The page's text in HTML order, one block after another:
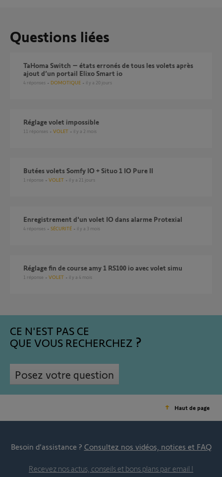
Questions liées
TaHoma Switch – états erronés de tous les volets après
ajout d’un portail Elixo Smart io
4 réponses DOMOTIQUE il y a 20 jours
Réglage volet impossible
11 réponses VOLET il y a 2 mois
Butées volets Somfy IO + Situo 1 IO Pure II
1 réponse VOLET il y a 21 jours
Enregistrement d'un volet IO dans alarme Protexial
4 réponses SÉCURITÉ il y a 3 mois
Réglage fin de course amy 1 RS100 io avec volet simu
1 réponse VOLET il y a 4 mois
CE N'EST PAS CE
QUE VOUS RECHERCHEZ
Posez votre question
Haut de page
Besoin d’assistance ? Consultez nos vidéos, notices et FAQ
Recevez nos actus, conseils et bons plans par email !